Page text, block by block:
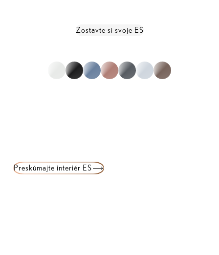
Zobraziť kompletné technické údaje
zo0
Zostavte si svoje ES
Preskúmajte interiér ES